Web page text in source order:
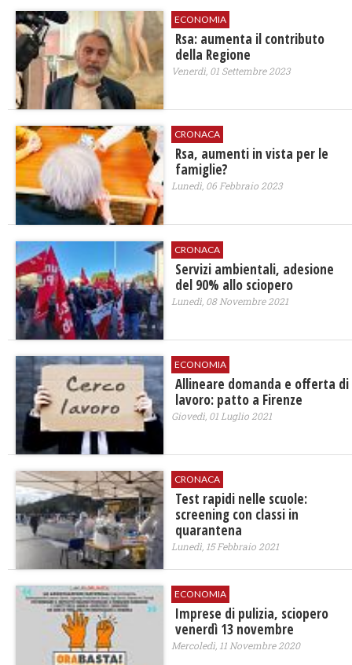
ECONOMIA
Rsa: aumenta il contributo
della Regione
Venerdì, 01 Settembre 2023
CRONACA
Rsa, aumenti in vista per le
famiglie?
Lunedì, 06 Febbraio 2023
CRONACA
​Servizi ambientali, adesione
del 90% allo sciopero
Lunedì, 08 Novembre 2021
ECONOMIA
Allineare domanda e offerta di
lavoro: patto a Firenze
Giovedì, 01 Luglio 2021
CRONACA
Test rapidi nelle scuole:
screening con classi in
quarantena
Lunedì, 15 Febbraio 2021
ECONOMIA
Imprese di pulizia, sciopero
venerdì 13 novembre
Mercoledì, 11 Novembre 2020